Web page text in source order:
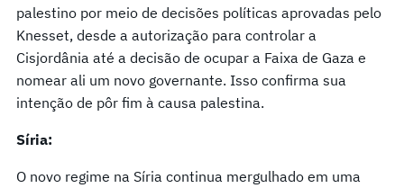
palestino por meio de decisões políticas aprovadas pelo
Knesset, desde a autorização para controlar a
Cisjordânia até a decisão de ocupar a Faixa de Gaza e
nomear ali um novo governante. Isso confirma sua
intenção de pôr fim à causa palestina.
Síria:
O novo regime na Síria continua mergulhado em uma